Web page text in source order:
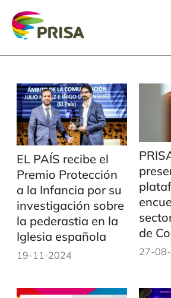
Noticias
EL PAÍS recibe el
Premio Protección
a la Infancia por su
investigación sobre
la pederastia en la
Iglesia española
19-11-2024
de
27-